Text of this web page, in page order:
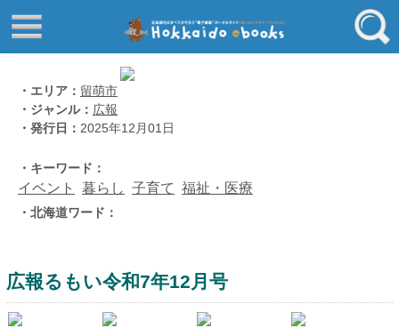
キーワード
・エリア： 留萌市
・ジャンル： 広報
・発行日： 2025年12月01日
・キーワード：
イベント 暮らし 子育て 福祉・医療
・北海道ワード：
広報るもい令和7年12月号
はじめてご利用される方へ
ふるさと納税ebooks
学校ebooks
北海道立文書館赤れんが
コンテンツ
千歳市
喜茂別町